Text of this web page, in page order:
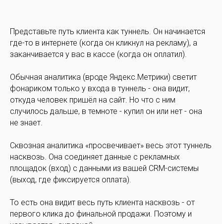
Представьте путь клиента как туннель. Он начинается
где-то в интернете (когда он кликнул на рекламу), а
заканчивается у вас в кассе (когда он оплатил).
Обычная аналитика (вроде Яндекс.Метрики) светит
фонариком только у входа в туннель - она видит,
откуда человек пришёл на сайт. Но что с ним
случилось дальше, в темноте - купил он или нет - она
не знает.
Сквозная аналитика «просвечивает» весь этот туннель
насквозь. Она соединяет данные с рекламных
площадок (вход) с данными из вашей CRM-системы
(выход, где фиксируется оплата).
То есть она видит весь путь клиента насквозь - от
первого клика до финальной продажи. Поэтому и